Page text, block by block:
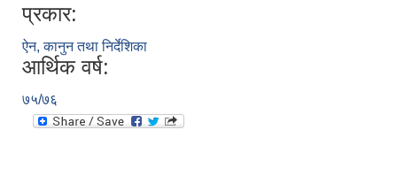
प्रकार:
ऐन, कानुन तथा निर्देशिका
आर्थिक वर्ष:
७५/७६